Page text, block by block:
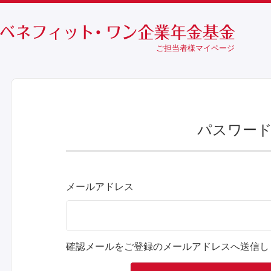
ご担当者様マイページ
パスワー
メールアドレス
確認メールをご登録のメールアドレスへ送信